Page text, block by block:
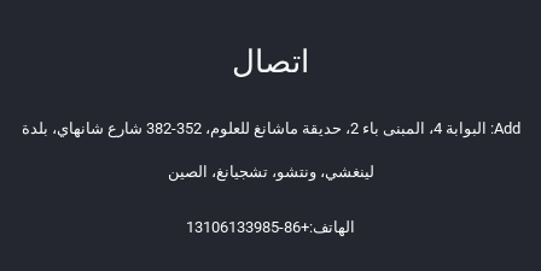
اتصال
Add: البوابة 4، المبنى باء 2، حديقة ماشانغ للعلوم، 352-382 شارع شانهاي، بلدة
لينغشي، ونتشو، تشجيانغ، الصين
الهاتف:+86-13106133985